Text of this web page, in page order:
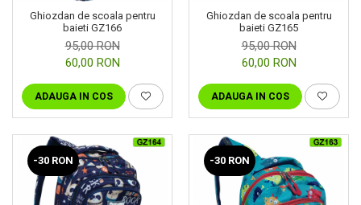
Ghiozdan de scoala pentru
baieti GZ166
95,00 RON
60,00 RON
ADAUGA IN COS
Ghiozdan de scoala pentru
baieti GZ165
95,00 RON
60,00 RON
ADAUGA IN COS
-30 RON -30 RON